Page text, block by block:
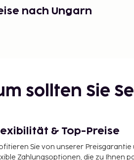
nach Ungarn
sollten Sie
& Top-Preise
Sie von unserer Preisgarantie
Zahlungsoptionen, die zu Ihnen